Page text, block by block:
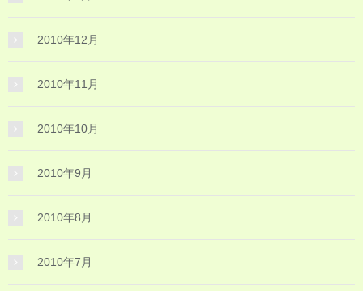
2010年12月
2010年11月
2010年10月
2010年9月
2010年8月
2010年7月